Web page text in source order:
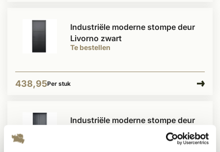
Te bestellen
Industriële moderne stompe deur
Livorno zwart
438,95Per stuk
Industriële moderne stompe deur